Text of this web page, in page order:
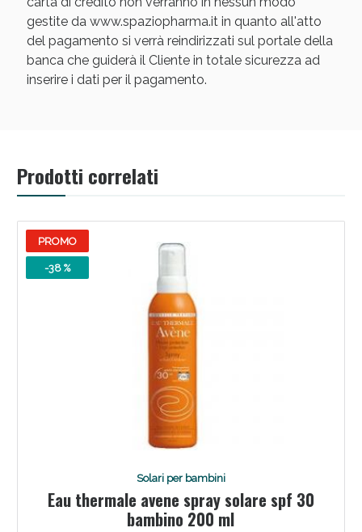
gestite da www.spaziopharma.it in quanto all'atto
del pagamento si verrà reindirizzati sul portale della
banca che guiderà il Cliente in totale sicurezza ad
inserire i dati per il pagamento.
Prodotti correlati
PROMO
-38 %
Solari per bambini
Eau thermale avene spray solare spf 30
bambino 200 ml